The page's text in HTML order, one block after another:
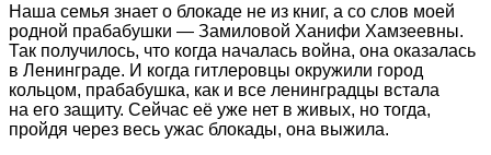
Наша семья знает о блокаде не из книг, а со слов моей
родной прабабушки — Замиловой Ханифи Хамзеевны.
Так получилось, что когда началась война, она оказалась
в Ленинграде. И когда гитлеровцы окружили город
кольцом, прабабушка, как и все ленинградцы встала
на его защиту. Сейчас её уже нет в живых, но тогда,
пройдя через весь ужас блокады, она выжила.